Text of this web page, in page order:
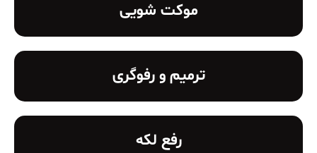
موکت شویی
ترمیم و رفوگری
رفع لکه